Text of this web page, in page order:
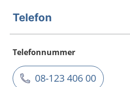
Telefon
Telefonnummer
08-123 406 00